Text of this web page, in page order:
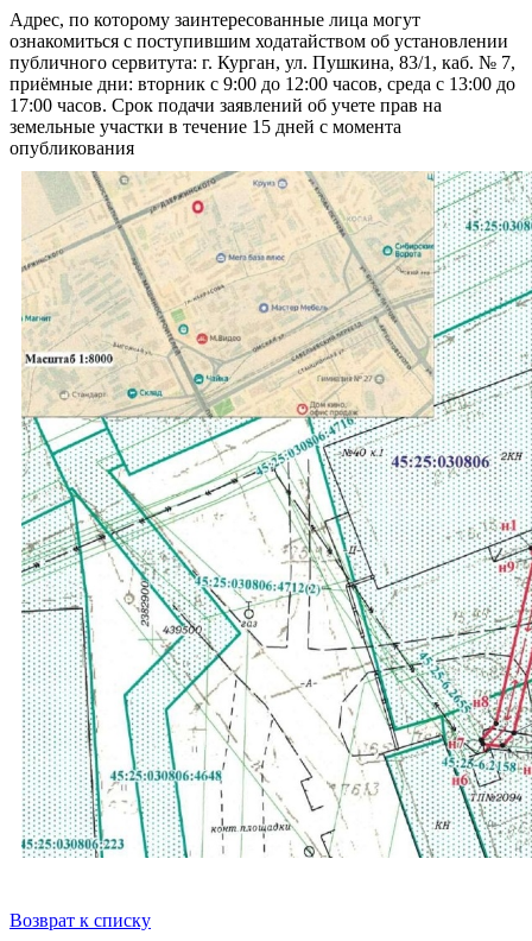
Адрес, по которому заинтересованные лица могут
ознакомиться с поступившим ходатайством об установлении
публичного сервитута: г. Курган, ул. Пушкина, 83/1, каб. № 7,
приёмные дни: вторник с 9:00 до 12:00 часов, среда с 13:00 до
17:00 часов. Срок подачи заявлений об учете прав на
земельные участки в течение 15 дней с момента
опубликования
Возврат к списку